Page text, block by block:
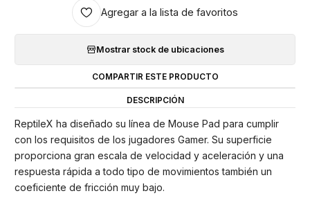
Agregar a la lista de favoritos
Mostrar stock de ubicaciones
COMPARTIR ESTE PRODUCTO
DESCRIPCIÓN
ReptileX ha diseñado su línea de Mouse Pad para cumplir
con los requisitos de los jugadores Gamer. Su superficie
proporciona gran escala de velocidad y aceleración y una
respuesta rápida a todo tipo de movimientos también un
coeficiente de fricción muy bajo.